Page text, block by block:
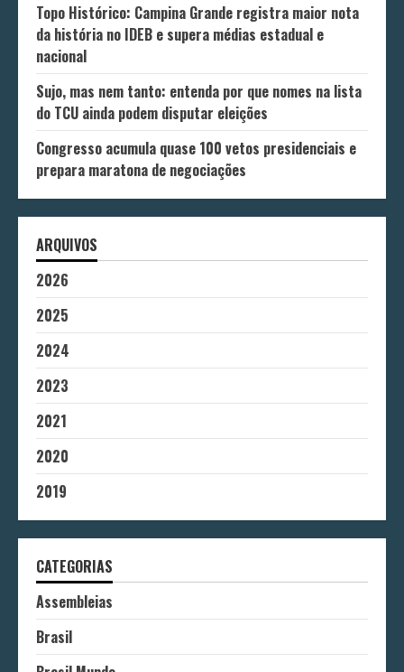
Topo Histórico: Campina Grande registra maior nota
da história no IDEB e supera médias estadual e
nacional
Sujo, mas nem tanto: entenda por que nomes na lista
do TCU ainda podem disputar eleições
Congresso acumula quase 100 vetos presidenciais e
prepara maratona de negociações
ARQUIVOS
2026
2025
2024
2023
2021
2020
2019
CATEGORIAS
Assembleias
Brasil